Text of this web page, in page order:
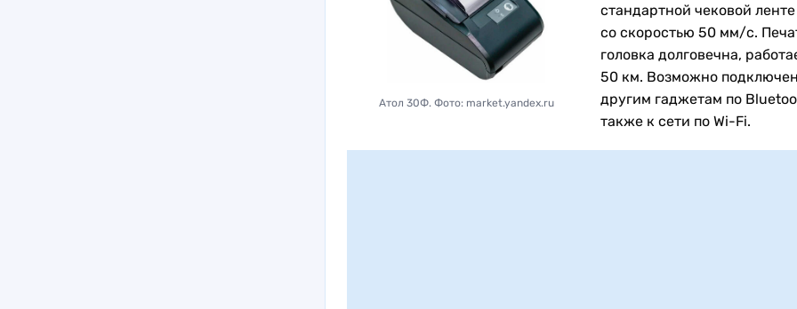
Атол 30Ф. Фото: market.yandex.ru
стандартной чековой
со скоростью 50 мм/с.
головка долговечна,
50 км. Возможно
другим гаджетам по
также к сети по Wi-Fi.